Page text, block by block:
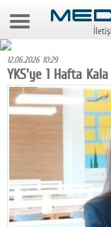
8 Ağustos 2026 7:43:43
Foto Galeri
Video Galeri
Gazeteler
Reyting-tiraj
Teknoloji
12.06.2026 10:29
YKS'ye 1 Hafta